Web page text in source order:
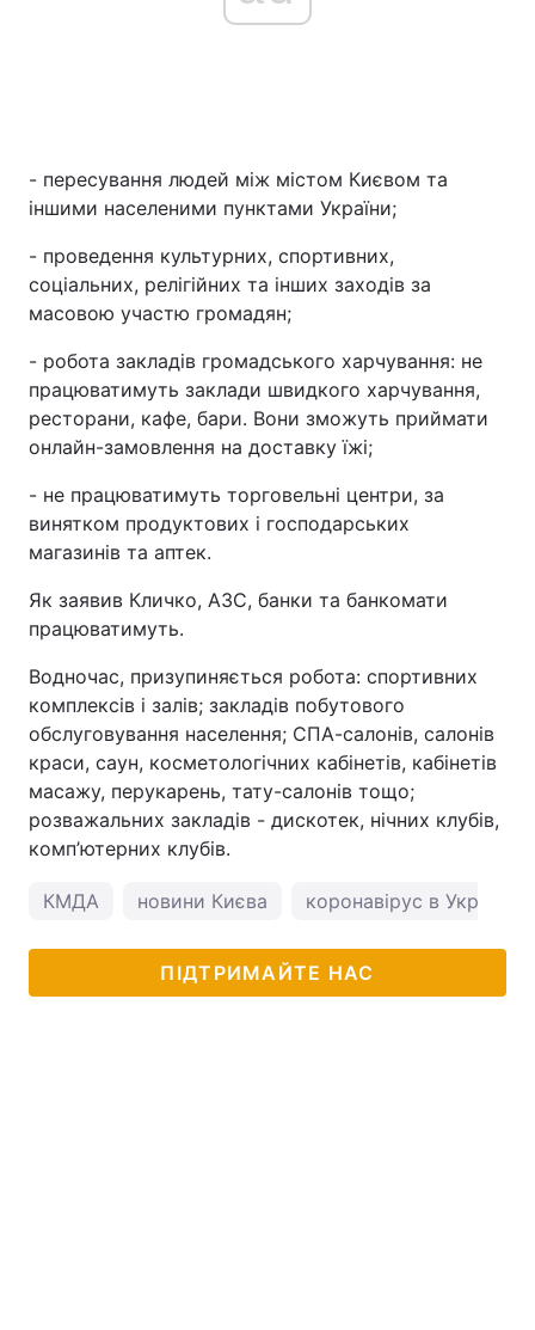
- пересування людей між містом Києвом та
іншими населеними пунктами України;
- проведення культурних, спортивних,
соціальних, релігійних та інших заходів за
масовою участю громадян;
- робота закладів громадського харчування: не
працюватимуть заклади швидкого харчування,
ресторани, кафе, бари. Вони зможуть приймати
онлайн-замовлення на доставку їжі;
- не працюватимуть торговельні центри, за
винятком продуктових і господарських
магазинів та аптек.
Як заявив Кличко, АЗС, банки та банкомати
працюватимуть.
Водночас, призупиняється робота: спортивних
комплексів і залів; закладів побутового
обслуговування населення; СПА-салонів, салонів
краси, саун, косметологічних кабінетів, кабінетів
масажу, перукарень, тату-салонів тощо;
розважальних закладів - дискотек, нічних клубів,
комп’ютерних клубів.
КМДА новини Києва коронавірус в Україні
ПІДТРИМАЙТЕ НАС